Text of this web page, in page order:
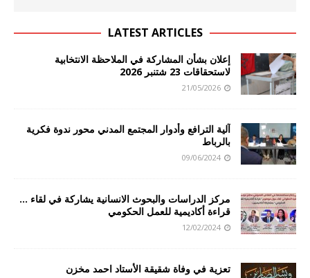
LATEST ARTICLES
إعلان بشأن المشاركة في الملاحظة الانتخابية
لاستحقاقات 23 شتنبر 2026
21/05/2026
آلية الترافع وأدوار المجتمع المدني محور ندوة فكرية
بالرباط
09/06/2024
مركز الدراسات والبحوث الانسانية يشاركة في لقاء …
قراءة أكاديمية للعمل الحكومي
12/02/2024
تعزية في وفاة شقيقة الأستاد احمد مخزن